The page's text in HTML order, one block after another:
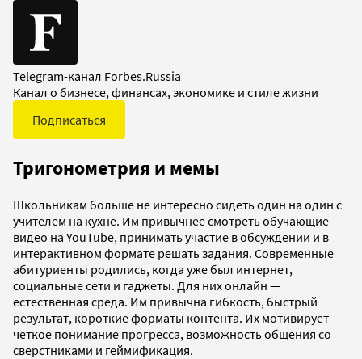
Telegram-канал Forbes.Russia
Канал о бизнесе, финансах, экономике и стиле жизни
Подписаться
Тригонометрия и мемы
Школьникам больше не интересно сидеть один на один с
учителем на кухне. Им привычнее смотреть обучающие
видео на YouTube, принимать участие в обсуждении и в
интерактивном формате решать задания. Современные
абитуриенты родились, когда уже был интернет,
социальные сети и гаджеты. Для них онлайн —
естественная среда. Им привычна гибкость, быстрый
результат, короткие форматы контента. Их мотивирует
четкое понимание прогресса, возможность общения со
сверстниками и геймификация.